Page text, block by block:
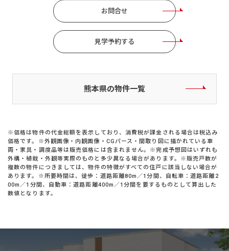
お問合せ
見学予約する
熊本県の物件一覧
※価格は物件の代金総額を表示しており、消費税が課金される場合は税込み
価格です。※外観画像・内観画像・CGパース・間取り図に描かれている車
両・家具・調度品等は販売価格には含まれません。※完成予想図はいずれも
外構・植栽・外観等実際のものと多少異なる場合があります。※販売戸数が
複数の物件につきましては、物件の特徴がすべての住戸に該当しない場合が
あります。※所要時間は、徒歩：道路距離80m／1分間、自転車：道路距離2
00m／1分間、自動車：道路距離400m／1分間を要するものとして算出した
数値となります。